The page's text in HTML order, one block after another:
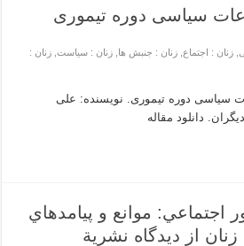
سیاسی دوره تیموری
,زنان : اجتماع ,زنان : جنبش ها ,زنان : سیاست ,زنان :
سیاسی دوره تیموری. نویسنده: علی
دانلود مقاله
اجتماعي: موانع و پيامدهاي
از ديدگاه نشرية